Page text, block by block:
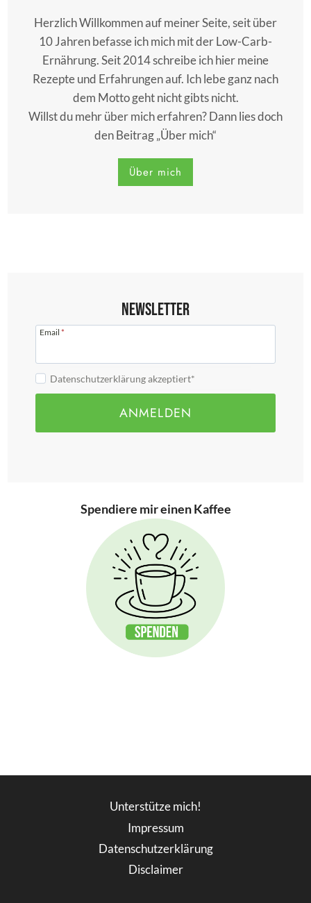
Herzlich Willkommen auf meiner Seite, seit über
10 Jahren befasse ich mich mit der Low-Carb-
Ernährung. Seit 2014 schreibe ich hier meine
Rezepte und Erfahrungen auf. Ich lebe ganz nach
dem Motto geht nicht gibts nicht.
Willst du mehr über mich erfahren? Dann lies doch
den Beitrag „Über mich“
Über mich
Newsletter
Email *
Datenschutzerklärung akzeptiert*
ANMELDEN
Spendiere mir einen Kaffee
Unterstütze mich!
Impressum
Datenschutzerklärung
Disclaimer